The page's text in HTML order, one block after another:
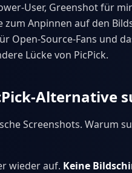
User, Greenshot für
zum Anpinnen auf den
Open-Source-Fans und
Lücke von PicPick.
Alternative
Screenshots. Warum
wieder auf. Keine